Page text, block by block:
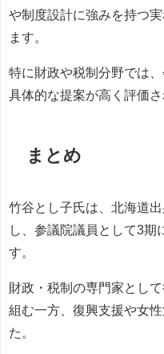
や制度設計に強みを持つ
ます。
特に財政や税制分野では
具体的な提案が高く評価さ
まとめ
竹谷とし子氏は、北海道
し、参議院議員として3期
す。
財政・税制の専門家とし
組む一方、復興支援や女
た。